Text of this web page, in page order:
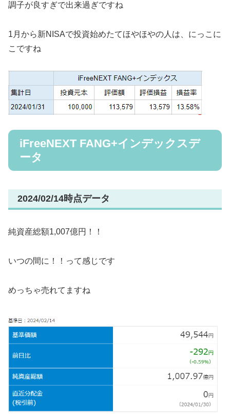
調子が良すぎで出来過ぎですね
1月から新NISAで投資始めたてほやほやの人は、にっこに
こですね
iFreeNEXT FANG+インデックスデ
ータ
2024/02/14時点データ
純資産総額1,007億円！！
いつの間に！！って感じです
めっちゃ売れてますね